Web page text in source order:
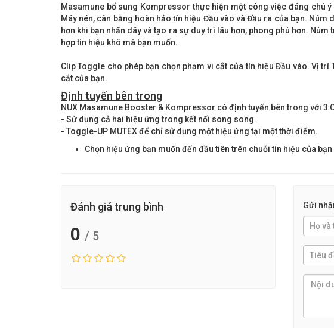
Masamune bổ sung Kompressor thực hiện một công việc đáng chú
Máy nén, cân bằng hoàn hảo tín hiệu Đầu vào và Đầu ra của bạn.
hơn khi bạn nhấn dây và tạo ra sự duy trì lâu hơn, phong phú hơn.
hợp tín hiệu khô mà bạn muốn.
Clip Toggle cho phép bạn chọn phạm vi cắt của tín hiệu Đầu vào. Vị
cắt của bạn.
Định tuyến bên trong
NUX Masamune Booster & Kompressor có định tuyến bên trong với 3
- Sử dụng cả hai hiệu ứng trong kết nối song song.
- Toggle-UP MUTEX để chỉ sử dụng một hiệu ứng tại một thời điểm.
Chọn hiệu ứng bạn muốn đến đầu tiên trên chuỗi tín hiệu của bạn
Đánh giá trung bình
0 / 5
Gửi